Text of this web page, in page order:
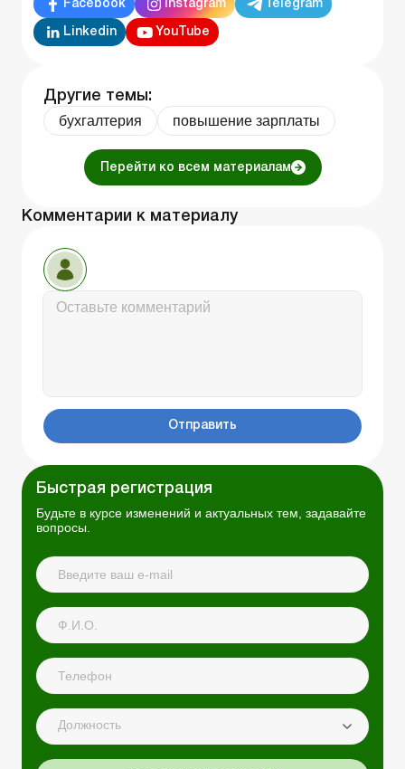
Facebook Instagram Telegram
Linkedin YouTube
Другие темы:
бухгалтерия повышение зарплаты
Перейти ко всем материалам
Комментарии к материалу
Отправить
Быстрая регистрация
Будьте в курсе изменений и актуальных тем, задавайте
вопросы.
Должность